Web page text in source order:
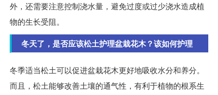
外，还需要注意控制浇水量，避免过度或过少浇水造成植
物的生长受阻。
冬天了，是否应该松土护理盆栽花木？该如何护理
冬季适当松土可以促进盆栽花木更好地吸收水分和养分。
而且，松土能够改善土壤的通气性，有利于植物的根系生